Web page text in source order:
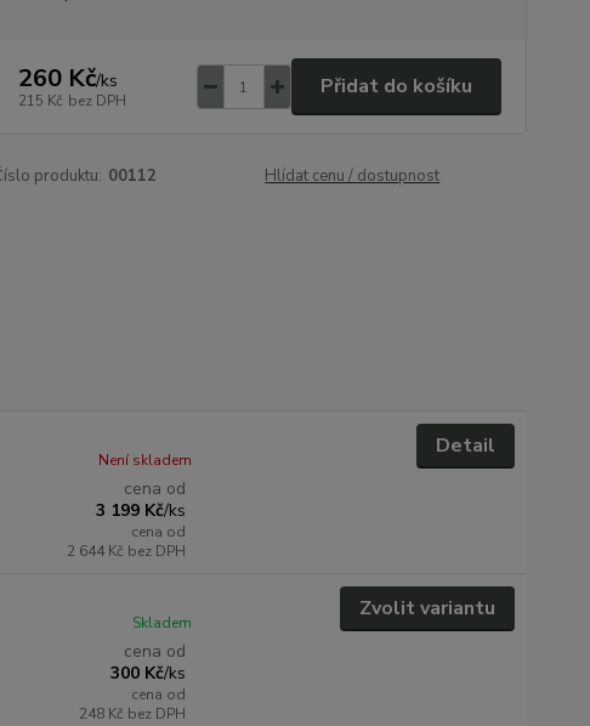
260 Kč/ks
215 Kč bez DPH
Přidat do košíku
produktu: 00112 Hlídat cenu / dostupnost
cena od
3 199 Kč/ks
cena od
2 644 Kč bez DPH
Není skladem
Detail
cena od
300 Kč/ks
cena od
248 Kč bez DPH
Skladem
Zvolit variantu